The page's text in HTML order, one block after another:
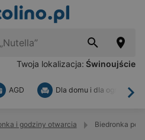
Twoja lokalizacja: Świnoujście
AGD Dla domu i dla ogrodu
i godziny otwarcia Biedronka